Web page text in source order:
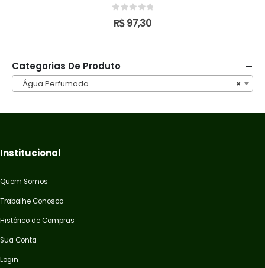
out of 5
R$97,30
Categorias De Produto
×
Água Perfumada
Institucional
Quem Somos
Trabalhe Conosco
Histórico de Compras
Sua Conta
Login